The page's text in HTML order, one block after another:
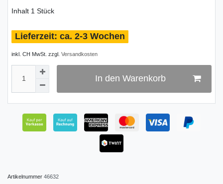
Inhalt 1 Stück
ca. 2-3 Wochen
inkl. CH MwSt. zzgl. Versandkosten
In den Warenkorb
Artikelnummer 46632